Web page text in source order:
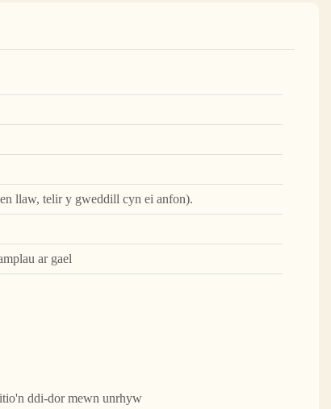
llaw, telir y gweddill cyn ei anfon).
ar gael
ddi-dor mewn unrhyw